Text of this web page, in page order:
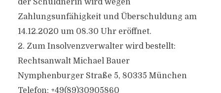
der Schuldnerin wird wegen
Zahlungsunfähigkeit und Überschuldung am
14.12.2020 um 08.30 Uhr eröffnet.
2. Zum Insolvenzverwalter wird bestellt:
Rechtsanwalt Michael Bauer
Nymphenburger Straße 5, 80335 München
Telefon: +49(89)30905860